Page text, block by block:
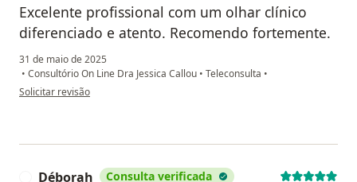
Excelente profissional com um olhar clínico
diferenciado e atento. Recomendo fortemente.
31 de maio de 2025
• Consultório On Line Dra Jessica Callou • Teleconsulta •
na opinião do utilizador Sandra
Solicitar revisão
Déborah Consulta verificada